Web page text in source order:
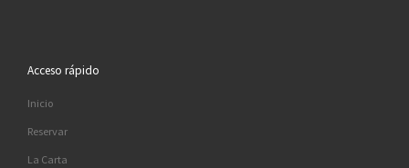
Acceso rápido
Inicio
Reservar
La Carta